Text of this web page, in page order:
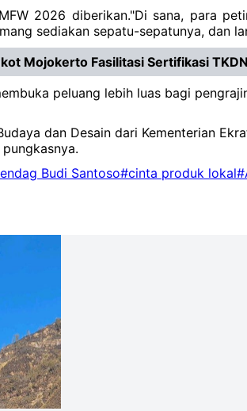
2026 diberikan."Di sana, para
sediakan sepatu-sepatunya, dan
Mojokerto Fasilitasi Sertifikasi
peluang lebih luas bagi
dan Desain dari Kementerian
Budi Santoso#cinta produk lokal